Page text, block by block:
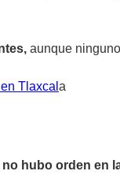
aunque
Tlaxcal a
hubo orden en